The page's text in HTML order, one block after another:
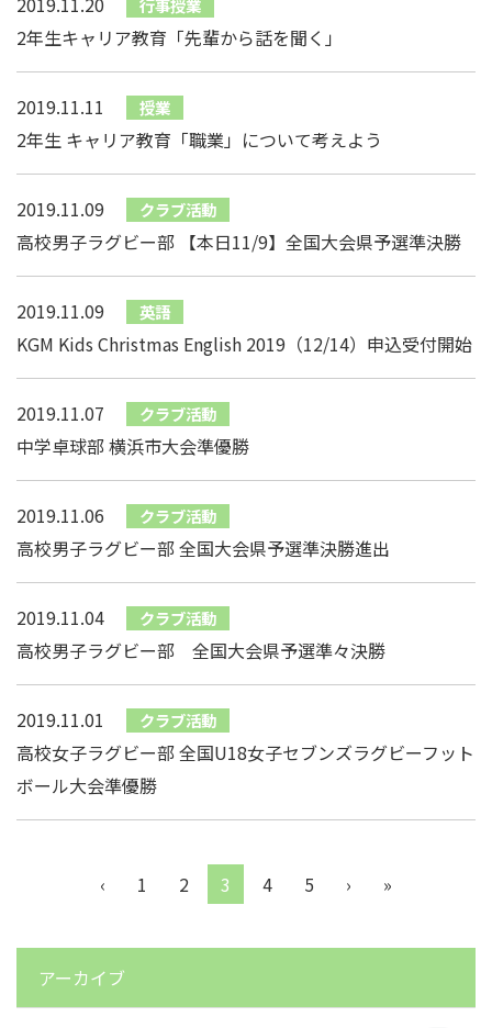
行事授業
2年生キャリア教育「先輩から話を聞く」
2019.11.11 授業
2年生 キャリア教育「職業」について考えよう
2019.11.09 クラブ活動
高校男子ラグビー部 【本日11/9】全国大会県予選準決勝
2019.11.09 英語
KGM Kids Christmas English 2019（12/14）申込受付開始
2019.11.07 クラブ活動
中学卓球部 横浜市大会準優勝
2019.11.06 クラブ活動
高校男子ラグビー部 全国大会県予選準決勝進出
2019.11.04 クラブ活動
高校男子ラグビー部 全国大会県予選準々決勝
2019.11.01 クラブ活動
高校女子ラグビー部 全国U18女子セブンズラグビーフット
ボール大会準優勝
‹ 1 2 3 4 5 › »
アーカイブ